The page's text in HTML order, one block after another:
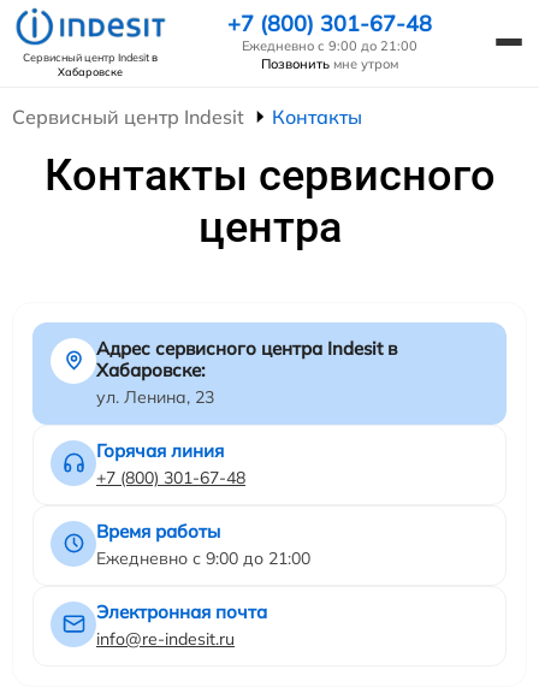
Сервисный центр Indesitв
Хабаровске
+7 (800) 301-67-48
Ежедневно с 9:00 до 21:00
Позвонить мне утром
Сервисный центр Indesit Контакты
Контакты сервисного
центра
Адрес сервисного центра Indesit в
Хабаровске:
ул. Ленина, 23
Горячая линия
+7 (800) 301-67-48
Время работы
Ежедневно с 9:00 до 21:00
Электронная почта
info@re-indesit.ru